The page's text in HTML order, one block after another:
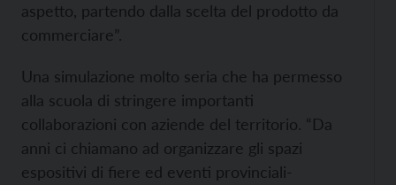
aspetto, partendo dalla scelta del prodotto da
commerciare”.
Una simulazione molto seria che ha permesso
alla scuola di stringere importanti
collaborazioni con aziende del territorio. “Da
anni ci chiamano ad organizzare gli spazi
espositivi di fiere ed eventi provinciali-